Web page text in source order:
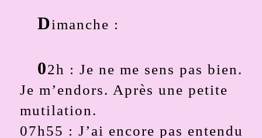
Dimanche :
02h : Je ne me sens pas bien.
Je m’endors. Après une petite
mutilation.
07h55 : J’ai encore pas entendu